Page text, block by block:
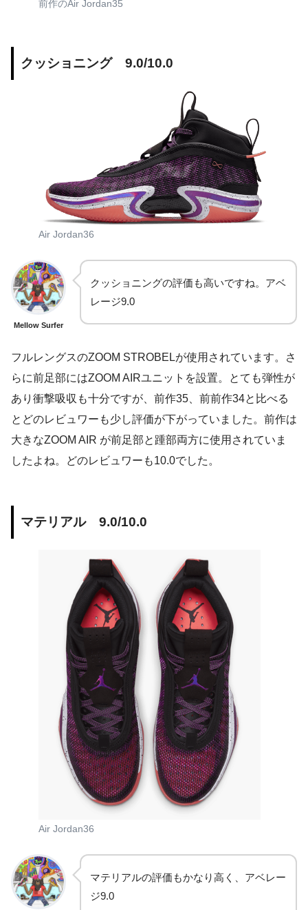
前作のAir Jordan35
クッショニング 9.0/10.0
Air Jordan36
Mellow Surfer
クッショニングの評価も高いですね。アベ
レージ9.0
フルレングスのZOOM STROBELが使用されています。さ
らに前足部にはZOOM AIRユニットを設置。とても弾性が
あり衝撃吸収も十分ですが、前作35、前前作34と比べる
とどのレビュワーも少し評価が下がっていました。前作は
大きなZOOM AIR が前足部と踵部両方に使用されていま
したよね。どのレビュワーも10.0でした。
マテリアル 9.0/10.0
Air Jordan36
マテリアルの評価もかなり高く、アベレー
ジ9.0